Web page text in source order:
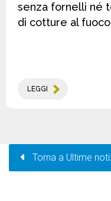
senza fornelli né
di cotture al fuoco
LEGGI
Torna a Ultime